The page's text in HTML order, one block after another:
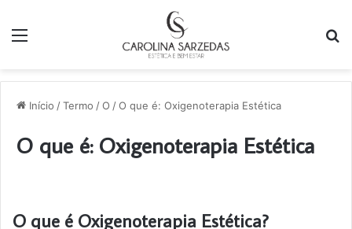
Início /Termo /O /O que é: Oxigenoterapia Estética
O que é: Oxigenoterapia Estética
O que é Oxigenoterapia Estética?